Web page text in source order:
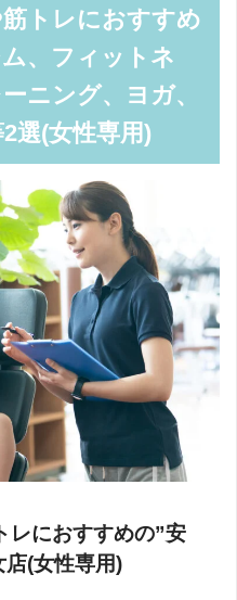
トレにおすすめ
、フィットネ
ニング、ヨガ、
選(女性専用)
レにおすすめの”安
(女性専用)